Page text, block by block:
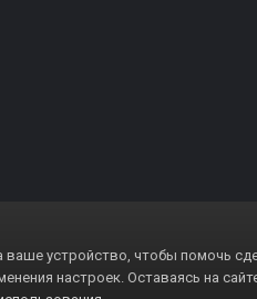
ваше устройство, чтобы помочь
настроек. Оставаясь на